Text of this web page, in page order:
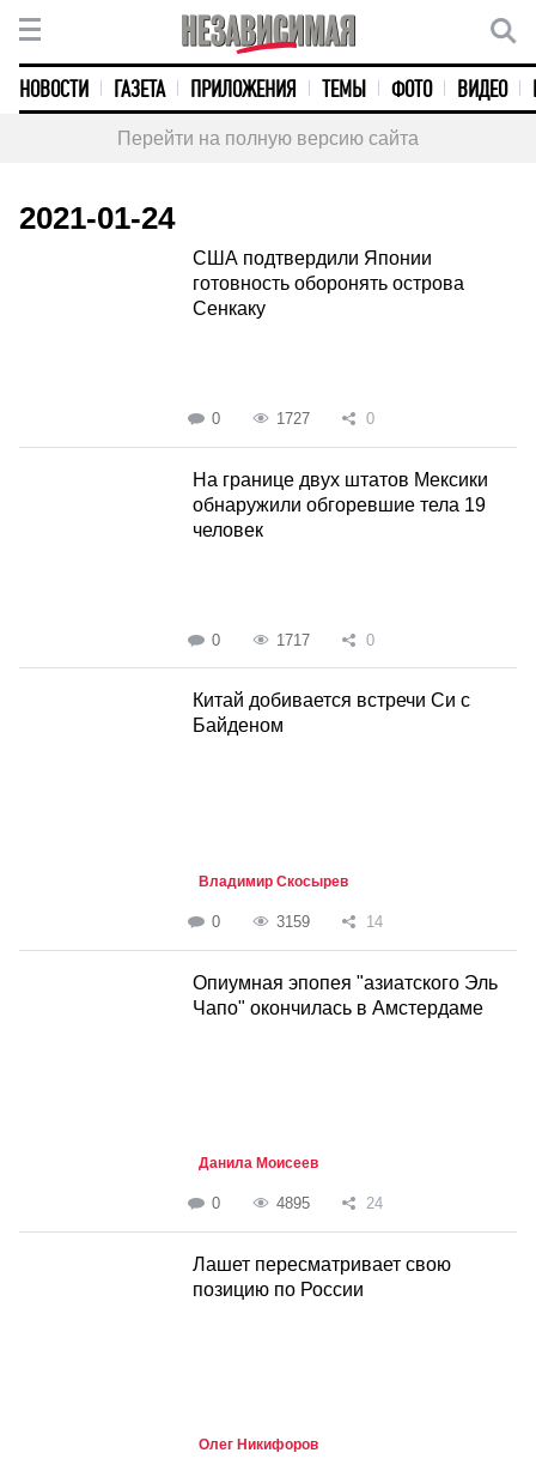
НОВОСТИ ГАЗЕТА ПРИЛОЖЕНИЯ ТЕМЫ ФОТО ВИДЕО
Перейти на полную версию сайта
2021-01-24
США подтвердили Японии
готовность оборонять острова
Сенкаку
0 1727 0
На границе двух штатов Мексики
обнаружили обгоревшие тела 19
человек
0 1717 0
Китай добивается встречи Си c
Байденом
Владимир Скосырев
0 3159 14
Опиумная эпопея "азиатского Эль
Чапо" окончилась в Амстердаме
Данила Моисеев
0 4895 24
Лашет пересматривает свою
позицию по России
Олег Никифоров